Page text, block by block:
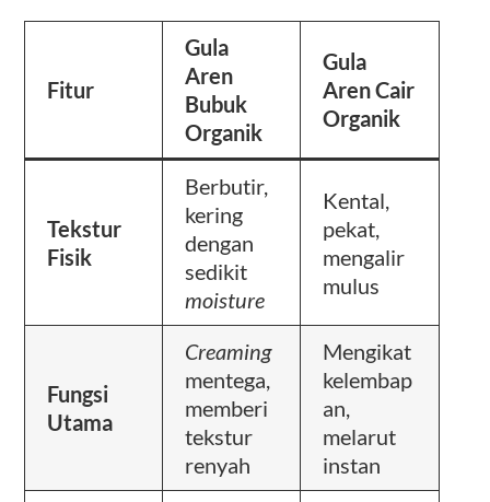
Fitur
Gula
Aren
Bubuk
Organik
Gula
Aren Cair
Organik
Tekstur
Fisik
Berbutir,
kering
dengan
sedikit
moisture
Kental,
pekat,
mengalir
mulus
Fungsi
Utama
Creaming
mentega,
memberi
tekstur
renyah
Mengikat
kelembap
an,
melarut
instan